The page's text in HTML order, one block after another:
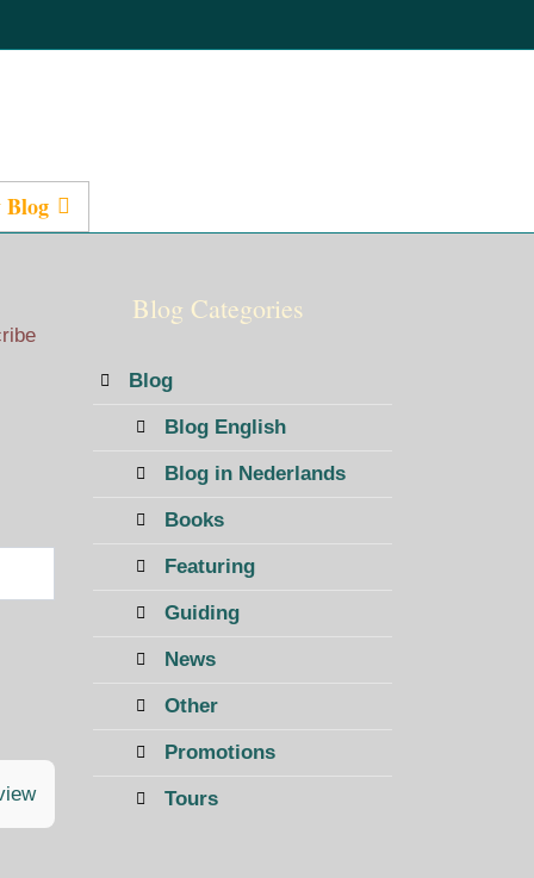
Blog Categories
Blog
Blog English
Blog in Nederlands
Books
Featuring
Guiding
News
Other
Promotions
Tours